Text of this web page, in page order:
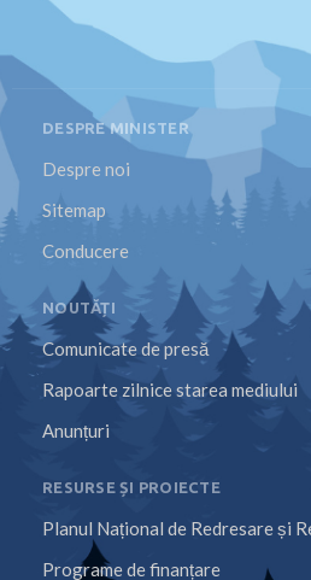
DESPRE MINISTER
Despre noi
Sitemap
Conducere
NOUTĂȚI
Comunicate de presă
Rapoarte zilnice starea mediului
Anunțuri
RESURSE ȘI PROIECTE
Planul Național de Redresare și
Programe de finanțare